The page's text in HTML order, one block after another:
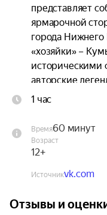
представляет
ярмарочной
города
«хозяйки» –
историческими
авторские
историко-
Участники
(Центральная
1 час
Время60 минут
Возраст
12+
Источникvk.com
Отзывы и